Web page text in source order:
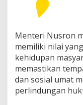
Menteri Nusron
memiliki nilai
kehidupan
memastikan
dan sosial umat
perlindungan